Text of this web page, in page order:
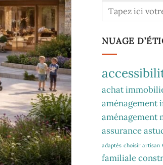
NUAGE
achat
aménagement
aménagement
assurance
adaptés choisir artisan
familiale